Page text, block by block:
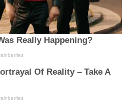
Really Happening?
Of Reality – Take A